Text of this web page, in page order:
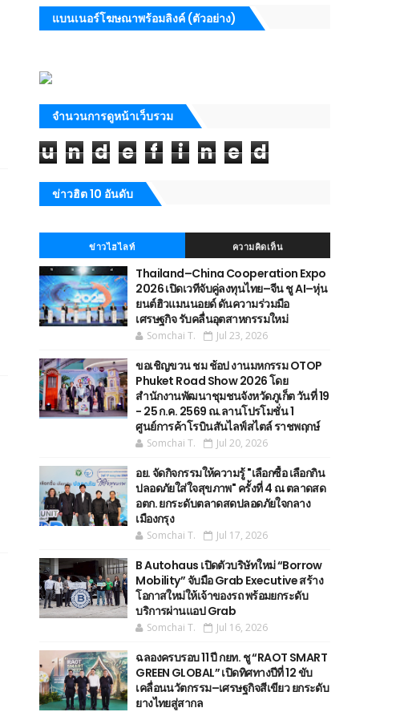
แบนเนอร์โฆษณาพร้อมลิงค์ (ตัวอย่าง)
จำนวนการดูหน้าเว็บรวม
u n d e f i n e d
ข่าวฮิต 10 อันดับ
ข่าวไฮไลท์ ความคิดเห็น
Thailand–China Cooperation Expo
2026 เปิดเวทีจับคู่ลงทุนไทย–จีน ชู AI–หุ่น
ยนต์ฮิวแมนนอยด์ ดันความร่วมมือ
เศรษฐกิจ รับคลื่นอุตสาหกรรมใหม่
Somchai T. Jul 23, 2026
ขอเชิญขวน ชม ช้อป งานมหกรรม OTOP
Phuket Road Show 2026 โดย
สำนักงานพัฒนาชุมชนจังหวัดภูเก็ต วันที่ 19
- 25 ก.ค. 2569 ณ.ลานโปรโมชั่น 1
ศูนย์การค้าโรบินสันไลฟ์สไตล์ ราชพฤกษ์
Somchai T. Jul 20, 2026
อย. จัดกิจกรรมให้ความรู้ "เลือกซื้อ เลือกกิน
ปลอดภัยใส่ใจสุขภาพ" ครั้งที่ 4 ณ ตลาดสด
อตก. ยกระดับตลาดสดปลอดภัยใจกลาง
เมืองกรุง
Somchai T. Jul 17, 2026
B Autohaus เปิดตัวบริษัทใหม่ “Borrow
Mobility” จับมือ Grab Executive สร้าง
โอกาสใหม่ให้เจ้าของรถ พร้อมยกระดับ
บริการผ่านแอป Grab
Somchai T. Jul 16, 2026
ฉลองครบรอบ 11 ปี กยท. ชู “RAOT SMART
GREEN GLOBAL” เปิดทิศทางปีที่ 12 ขับ
เคลื่อนนวัตกรรม–เศรษฐกิจสีเขียว ยกระดับ
ยางไทยสู่สากล